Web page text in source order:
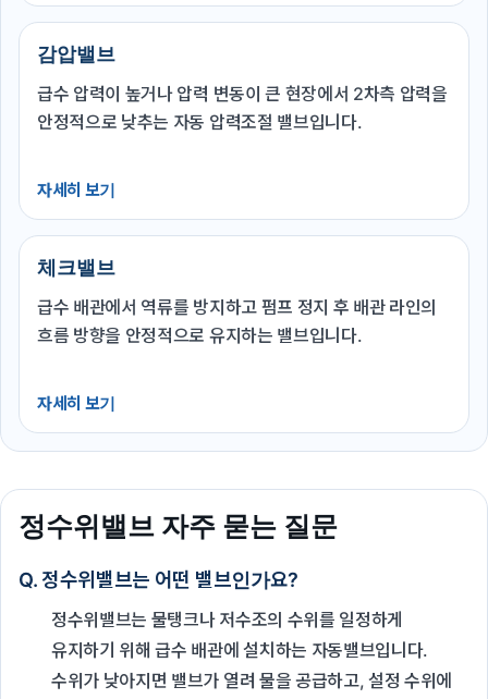
감압밸브
급수 압력이 높거나 압력 변동이 큰 현장에서 2차측 압력을
안정적으로 낮추는 자동 압력조절 밸브입니다.
자세히 보기
체크밸브
급수 배관에서 역류를 방지하고 펌프 정지 후 배관 라인의
흐름 방향을 안정적으로 유지하는 밸브입니다.
자세히 보기
정수위밸브 자주 묻는 질문
Q. 정수위밸브는 어떤 밸브인가요?
정수위밸브는 물탱크나 저수조의 수위를 일정하게
유지하기 위해 급수 배관에 설치하는 자동밸브입니다.
수위가 낮아지면 밸브가 열려 물을 공급하고, 설정 수위에